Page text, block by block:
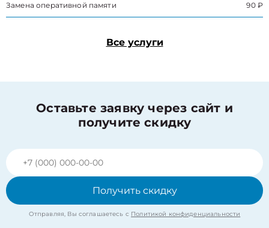
Замена оперативной памяти 90 ₽
Все услуги
Оставьте заявку через сайт и
получите скидку
Получить скидку
Отправляя, Вы соглашаетесь с Политикой конфиденциальности